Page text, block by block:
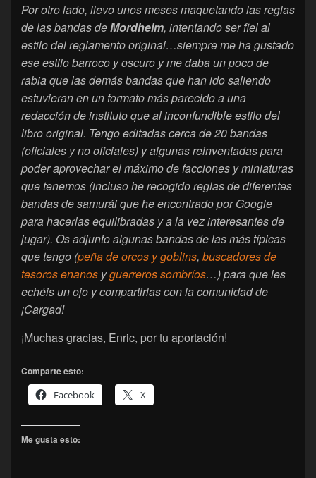
Por otro lado, llevo unos meses maquetando las reglas
de las bandas deMordheim, intentando ser fiel al
estilo del reglamento original…siempre me ha gustado
ese estilo barroco y oscuro y me daba un poco de
rabia que las demás bandas que han ido saliendo
estuvieran en un formato más parecido a una
redacción de instituto que al inconfundible estilo del
libro original. Tengo editadas cerca de 20 bandas
(oficiales y no oficiales) y algunas reinventadas para
poder aprovechar el máximo de facciones y miniaturas
que tenemos (incluso he recogido reglas de diferentes
bandas de samurái que he encontrado por Google
para hacerlas equilibradas y a la vez interesantes de
jugar). Os adjunto algunas bandas de las más típicas
que tengo (peña de orcos y goblins, buscadores de
tesoros enanos yguerreros sombríos…) para que les
echéis un ojo y compartirlas con la comunidad de
¡Cargad!
¡Muchas gracias, Enric, por tu aportación!
Comparte esto:
Facebook
X
Me gusta esto: